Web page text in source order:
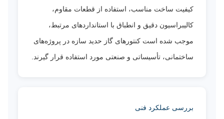
کیفیت ساخت مناسب، استفاده از قطعات مقاوم،
کالیبراسیون دقیق و انطباق با استانداردهای مرتبط،
موجب شده است کنتورهای گاز حدید سازه در پروژه‌های
ساختمانی، تأسیساتی و صنعتی مورد استفاده قرار گیرند.
بررسی عملکرد فنی